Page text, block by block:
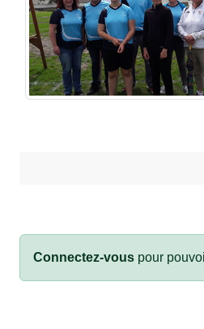
Connectez-vous pour